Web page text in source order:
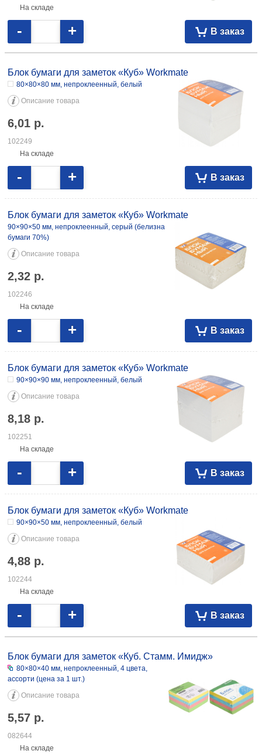
На складе
В заказ
- +
Блок бумаги для заметок «Куб» Workmate
80×80×80 мм, непроклеенный, белый
Описание товара
6,01 р.
102249
На складе
В заказ
- +
Блок бумаги для заметок «Куб» Workmate
90×90×50 мм, непроклеенный, серый (белизна
бумаги 70%)
Описание товара
2,32 р.
102246
На складе
В заказ
- +
Блок бумаги для заметок «Куб» Workmate
90×90×90 мм, непроклеенный, белый
Описание товара
8,18 р.
102251
На складе
В заказ
- +
Блок бумаги для заметок «Куб» Workmate
90×90×50 мм, непроклеенный, белый
Описание товара
4,88 р.
102244
На складе
В заказ
- +
Блок бумаги для заметок «Куб. Стамм. Имидж»
80×80×40 мм, непроклеенный, 4 цвета,
ассорти (цена за 1 шт.)
Описание товара
5,57 р.
082644
На складе